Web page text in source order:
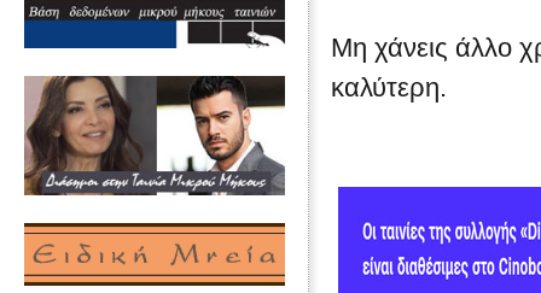
Μη χάνεις άλλο
καλύτερη.